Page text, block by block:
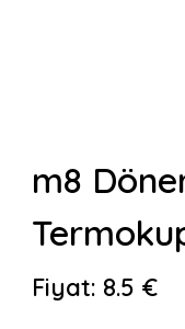
m8
Fiyat: 8.5 €